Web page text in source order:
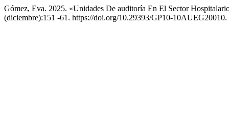
Gómez, Eva. 2025. «Unidades De auditoría En El Sector
(diciembre):151 -61. https://doi.org/10.29393/GP10-10AUEG20010.